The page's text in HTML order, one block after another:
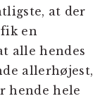
at der
en
alle hendes
allerhøjest,
hende hele